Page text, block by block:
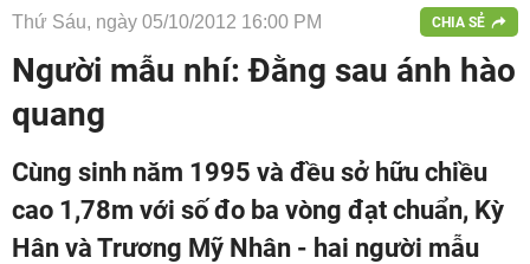
Thứ Sáu, ngày 05/10/2012 16:00 PM CHIA SẺ
Người mẫu nhí: Đằng sau ánh hào
quang
Cùng sinh năm 1995 và đều sở hữu chiều
cao 1,78m với số đo ba vòng đạt chuẩn, Kỳ
Hân và Trương Mỹ Nhân - hai người mẫu